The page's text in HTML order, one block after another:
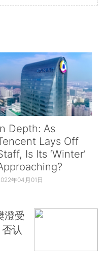
Depth: As
Lays Off
Is Its ‘Winter’
年04月01日
澄受
认